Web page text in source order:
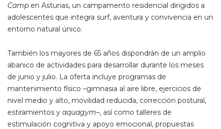
Camp en Asturias, un campamento residencial dirigidos a
adolescentes que integra surf, aventura y convivencia en un
entorno natural único.
También los mayores de 65 años dispondrán de un amplio
abanico de actividades para desarrollar durante los meses
de junio y julio. La oferta incluye programas de
mantenimiento físico –gimnasia al aire libre, ejercicios de
nivel medio y alto, movilidad reducida, corrección postural,
estiramientos y aquagym–, así como talleres de
estimulación cognitiva y apoyo emocional, propuestas